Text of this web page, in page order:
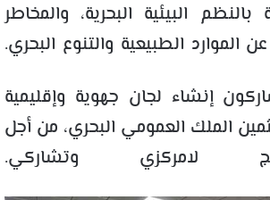
بالنظم البيئية البحرية، والمخاطر
الموارد الطبيعية والتنوع البحري.
إنشاء لجان جهوية وإقليمية
الملك العمومي البحري، من أجل
لامركزي وتشاركي.